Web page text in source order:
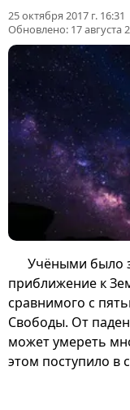
25 октября 2017 г. 16:31
Обновлено: 17 августа
Учёными было
приближение к
сравнимого с
Свободы. От
может умереть
этом поступило в